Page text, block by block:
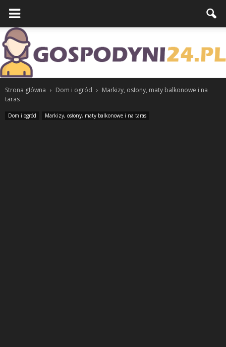
Strona główna Dom i ogród
Markizy, osłony, maty balkonowe i na
taras
Dom i ogród Markizy, osłony, maty balkonowe i na taras